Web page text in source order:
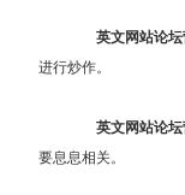
英文网站论
进行炒作。
英文网站论
要息息相关。